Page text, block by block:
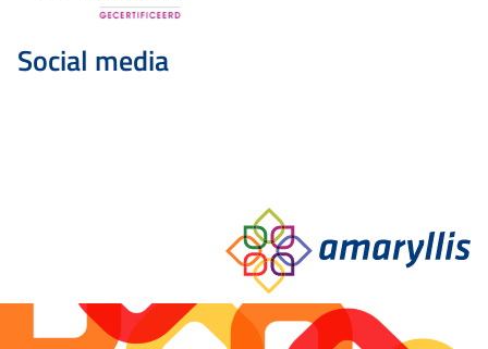
Social media